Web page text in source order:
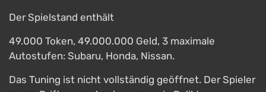
Der Spielstand enthält
49.000 Token, 49.000.000 Geld, 3 maximale
Autostufen: Subaru, Honda, Nissan.
Das Tuning ist nicht vollständig geöffnet. Der Spieler